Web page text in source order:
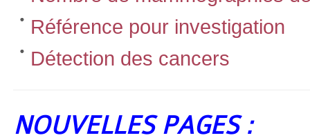
Référence pour investigation
Détection des cancers
NOUVELLES PAGES :